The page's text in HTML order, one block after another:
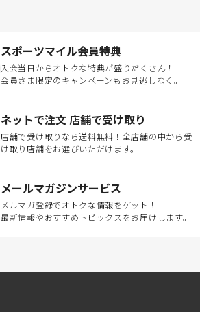
スポーツマイル会員特典
入会当日からオトクな特典が盛りだくさん！
会員さま限定のキャンペーンもお見逃しなく。
ネットで注文 店舗で受け取り
店舗で受け取りなら送料無料！全店舗の中から受
け取り店舗をお選びいただけます。
メールマガジンサービス
メルマガ登録でオトクな情報をゲット！
最新情報やおすすめトピックスをお届けします。